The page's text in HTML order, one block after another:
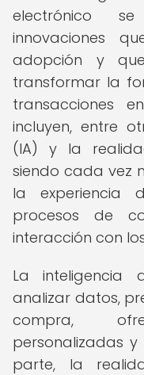
electrónico
innovaciones
adopción y
transformar la
transacciones
incluyen, entre
(IA) y la
siendo cada vez
la experiencia
procesos de
interacción con
La inteligencia
analizar datos,
compra,
personalizadas
parte, la